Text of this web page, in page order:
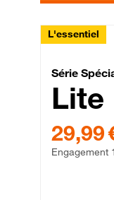
L'essentiel
Série
Lite
29,99 € par
29,99
Engagement